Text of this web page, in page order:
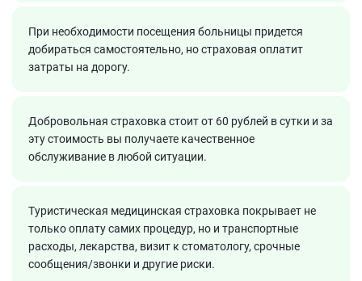
При необходимости посещения больницы придется
добираться самостоятельно, но страховая оплатит
затраты на дорогу.
Добровольная страховка стоит от 60 рублей в сутки и за
эту стоимость вы получаете качественное
обслуживание в любой ситуации.
Туристическая медицинская страховка покрывает не
только оплату самих процедур, но и транспортные
расходы, лекарства, визит к стоматологу, срочные
сообщения/звонки и другие риски.